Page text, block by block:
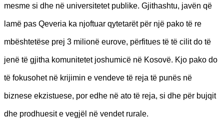
mesme si dhe në universitetet publike. Gjithashtu, javën që
lamë pas Qeveria ka njoftuar qytetarët për një pako të re
mbështetëse prej 3 milionë eurove, përfitues të të cilit do të
jenë të gjitha komunitetet joshumicë në Kosovë. Kjo pako do
të fokusohet në krijimin e vendeve të reja të punës në
biznese ekzistuese, por edhe në ato të reja, si dhe për bujqit
dhe prodhuesit e vegjël në vendet rurale.